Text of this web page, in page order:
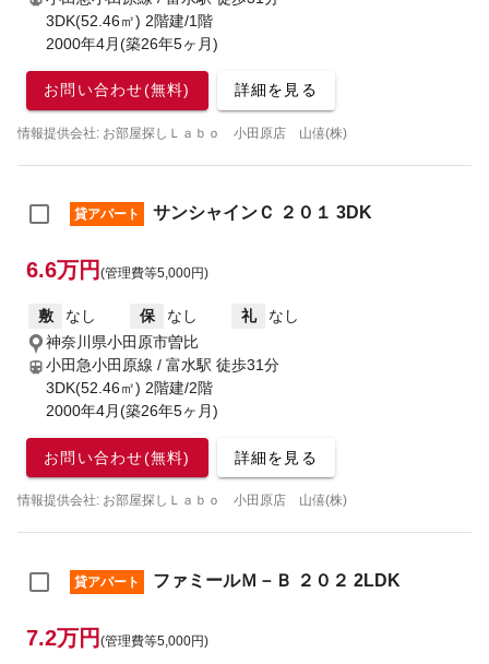
3DK(52.46㎡) 2階建/1階
2000年4月(築26年5ヶ月)
お問い合わせ(無料) 詳細を見る
情報提供会社: お部屋探しＬａｂｏ 小田原店 山僖(株)
貸アパート サンシャインＣ ２０１ 3DK
6.6万円 (管理費等5,000円)
敷 なし 保 なし 礼
なし
神奈川県小田原市曽比
小田急小田原線 / 富水駅 徒歩31分
3DK(52.46㎡) 2階建/2階
2000年4月(築26年5ヶ月)
お問い合わせ(無料) 詳細を見る
情報提供会社: お部屋探しＬａｂｏ 小田原店 山僖(株)
貸アパート ファミールＭ－Ｂ ２０２ 2LDK
7.2万円 (管理費等5,000円)